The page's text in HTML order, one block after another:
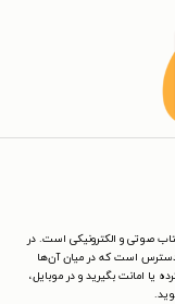
صوتی و الکترونیکی است. در
دسترس است که در میان آن‌ها
یا امانت بگیرید و در موبایل،